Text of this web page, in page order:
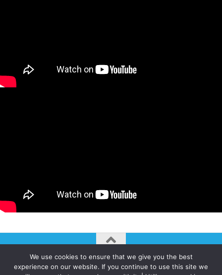
AUTOGIRO/el giro del arte actual © JAVIER MARTINEZ 2026. All
We use cookies to ensure that we give you the best
experience on our website. If you continue to use this site we